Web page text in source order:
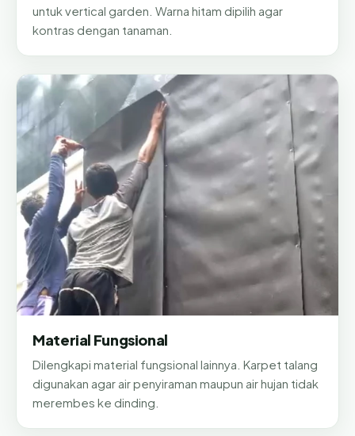
untuk vertical garden. Warna hitam dipilih agar
kontras dengan tanaman.
Material Fungsional
Dilengkapi material fungsional lainnya. Karpet talang
digunakan agar air penyiraman maupun air hujan tidak
merembes ke dinding.